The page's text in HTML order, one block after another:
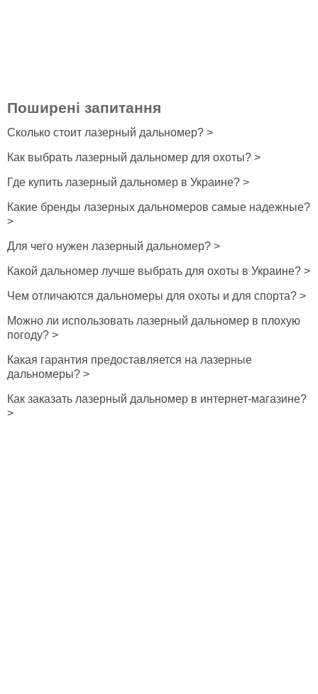
Поширені запитання
Сколько стоит лазерный дальномер? >
Как выбрать лазерный дальномер для охоты? >
Где купить лазерный дальномер в Украине? >
Какие бренды лазерных дальномеров самые надежные?
>
Для чего нужен лазерный дальномер? >
Какой дальномер лучше выбрать для охоты в Украине? >
Чем отличаются дальномеры для охоты и для спорта? >
Можно ли использовать лазерный дальномер в плохую
погоду? >
Какая гарантия предоставляется на лазерные
дальномеры? >
Как заказать лазерный дальномер в интернет-магазине?
>